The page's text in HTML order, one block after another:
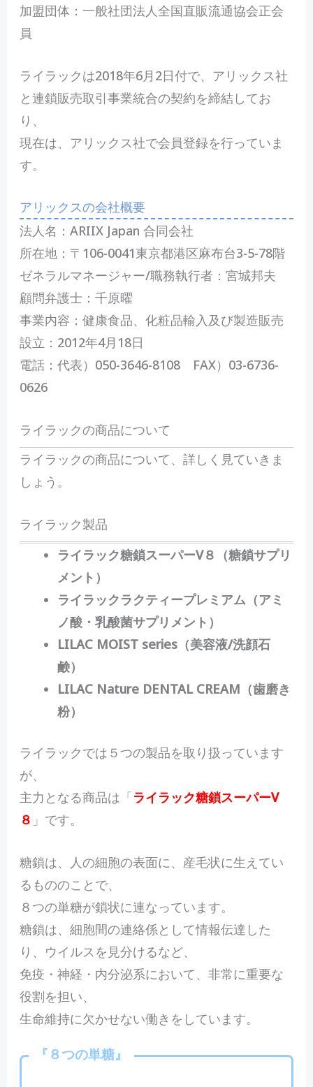
加盟団体：一般社団法人全国直販流通協会正会
員
ライラックは2018年6月2日付で、アリックス社
と連鎖販売取引事業統合の契約を締結してお
り、
現在は、アリックス社で会員登録を行っていま
す。
アリックスの会社概要
法人名：ARIIX Japan 合同会社
所在地：〒106-0041東京都港区麻布台3-5-78階
ゼネラルマネージャー/職務執行者：宮城邦夫
顧問弁護士：千原曜
事業内容：健康食品、化粧品輸入及び製造販売
設立：2012年4月18日
電話：代表）050-3646-8108 FAX）03-6736-
0626
ライラックの商品について
ライラックの商品について、詳しく見ていきま
しょう。
ライラック製品
ライラック糖鎖スーパーV８（糖鎖サプリ
メント）
ライラックラクティープレミアム（アミ
ノ酸・乳酸菌サプリメント）
LILAC MOIST series（美容液/洗顔石
鹸）
LILAC Nature DENTAL CREAM（歯磨き
粉）
ライラックでは５つの製品を取り扱っています
が、
主力となる商品は「ライラック糖鎖スーパーV
８ 」です。
糖鎖は、人の細胞の表面に、産毛状に生えてい
るもののことで、
８つの単糖が鎖状に連なっています。
糖鎖は、細胞間の連絡係として情報伝達した
り、ウイルスを見分けるなど、
免疫・神経・内分泌系において、非常に重要な
役割を担い、
生命維持に欠かせない働きをしています。
『８つの単糖』